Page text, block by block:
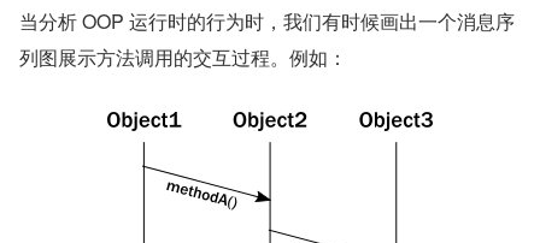
当分析 OOP 运行时的行为时，我们有时候画出一个消息序
列图展示方法调用的交互过程。例如：